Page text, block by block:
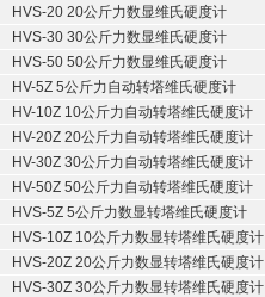
HVS-20 20公斤力数显维氏硬度计
HVS-30 30公斤力数显维氏硬度计
HVS-50 50公斤力数显维氏硬度计
HV-5Z 5公斤力自动转塔维氏硬度计
HV-10Z 10公斤力自动转塔维氏硬度计
HV-20Z 20公斤力自动转塔维氏硬度计
HV-30Z 30公斤力自动转塔维氏硬度计
HV-50Z 50公斤力自动转塔维氏硬度计
HVS-5Z 5公斤力数显转塔维氏硬度计
HVS-10Z 10公斤力数显转塔维氏硬度计
HVS-20Z 20公斤力数显转塔维氏硬度计
HVS-30Z 30公斤力数显转塔维氏硬度计